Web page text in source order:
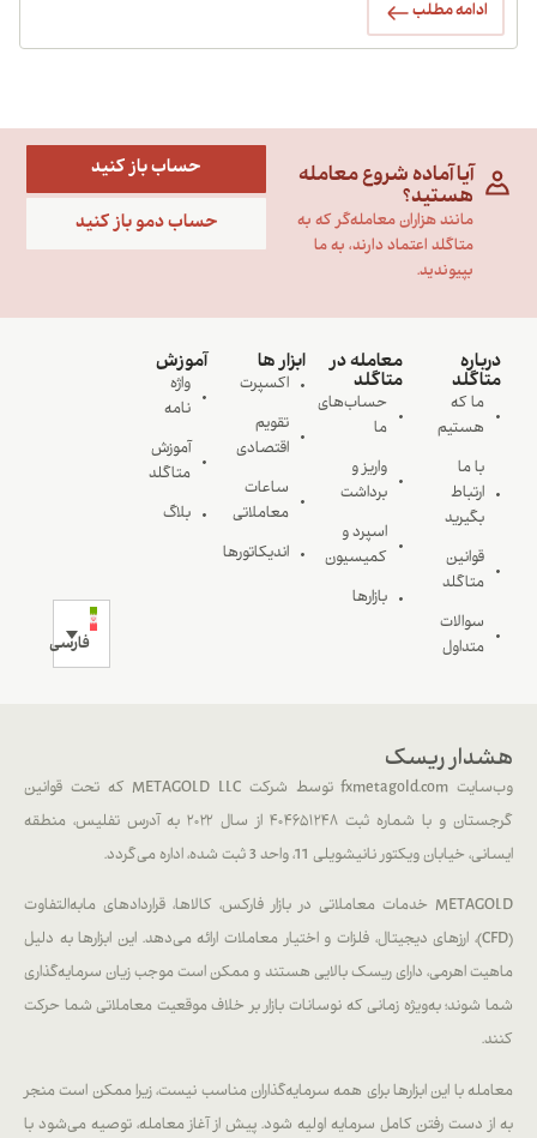
ادامه مطلب
آیا آماده شروع معامله
هستید؟
مانند هزاران معامله‌گر که به
متاگلد اعتماد دارند، به ما
بپیوندید.
حساب باز کنید
حساب دمو باز کنید
درباره
متاگلد
ما که
هستیم
با ما
ارتباط
بگیرید
قوانین
متاگلد
سوالات
متداول
معامله در
متاگلد
حساب‌های
ما
واریز و
برداشت
اسپرد و
کمیسیون
بازارها
ابزار ها
اکسپرت
تقویم
اقتصادی
ساعات
معاملاتی
اندیکاتورها
آموزش
واژه
نامه
آموزش
متاگلد
بلاگ
فارسی
هشدار ریسک
وب‌سایت fxmetagold.com توسط شرکت METAGOLD LLC که تحت قوانین
گرجستان و با شماره ثبت ۴۰۴۶۵۱۲۴۸ از سال ۲۰۲۲ به آدرس تفلیس، منطقه
ایسانی، خیابان ویکتور نانیشویلی 11، واحد 3 ثبت شده، اداره می‌گردد.
METAGOLD خدمات معاملاتی در بازار فارکس، کالاها، قراردادهای مابه‌التفاوت
(CFD)، ارزهای دیجیتال، فلزات و اختیار معاملات ارائه می‌دهد. این ابزارها به دلیل
ماهیت اهرمی، دارای ریسک بالایی هستند و ممکن است موجب زیان سرمایه‌گذاری
شما شوند؛ به‌ویژه زمانی که نوسانات بازار بر خلاف موقعیت معاملاتی شما حرکت
کنند.
معامله با این ابزارها برای همه سرمایه‌گذاران مناسب نیست، زیرا ممکن است منجر
به از دست رفتن کامل سرمایه اولیه شود. پیش از آغاز معامله، توصیه می‌شود با